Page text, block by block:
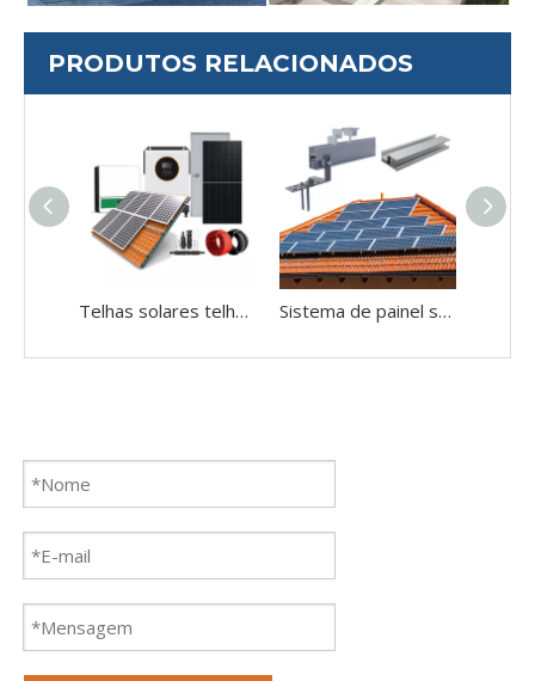
PRODUTOS RELACIONADOS
Telhas solares telhados em casa telhado PV kit solar kit de energia solar Sistema de energia solar Sistema de painel solar, suportes de montagem de telhado fixo de gancho para estrutura de montagem de telhado solar telha telha